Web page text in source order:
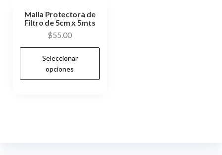
Malla Protectora de
Filtro de 5cm x 5mts
$55.00
Seleccionar
opciones